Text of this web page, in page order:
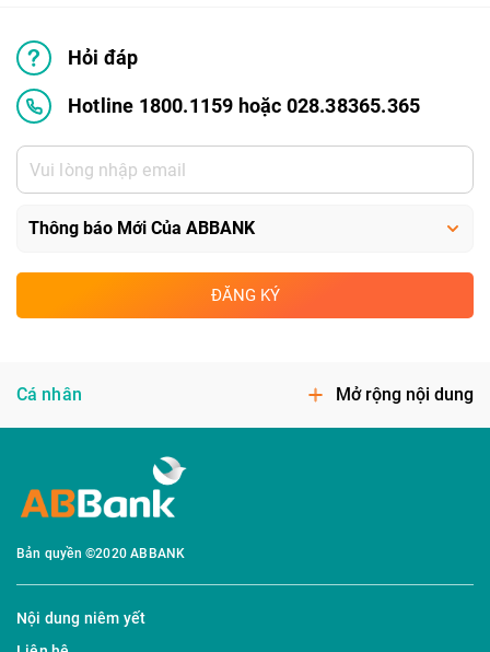
Hỏi đáp
Hotline 1800.1159 hoặc 028.38365.365
ĐĂNG KÝ
Cá nhân Mở rộng nội dung
Bản quyền ©2020 ABBANK
Nội dung niêm yết